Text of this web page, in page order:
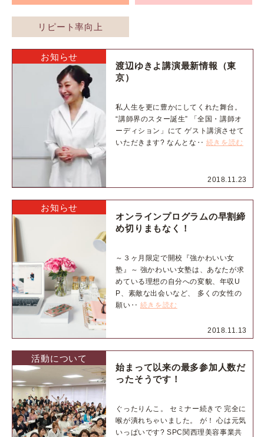
リピート率向上
お知らせ
2018.11.23
渡辺ゆきよ講演最新情報（東
京）
私人生を更に豊かにしてくれた舞台。
“講師界のスター誕生” 「全国・講師オ
ーディション」にて ゲスト講演させて
いただきます? なんとな‥ 続きを読む
お知らせ
2018.11.13
オンラインプログラムの早割締
め切りまもなく！
～３ヶ月限定で開校『強かわいい女
塾』～ 強かわいい女塾は、あなたが求
めている理想の自分への変貌、年収U
P、素敵な出会いなど、 多くの女性の
願い‥ 続きを読む
活動について
始まって以来の最多参加人数だ
ったそうです！
ぐったりんこ。 セミナー続きで 完全に
喉が潰れちゃいました。 が！ 心は元気
いっぱいです? SPC関西理美容事業共